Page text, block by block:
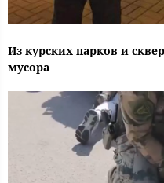
Из курских парков и
мусора